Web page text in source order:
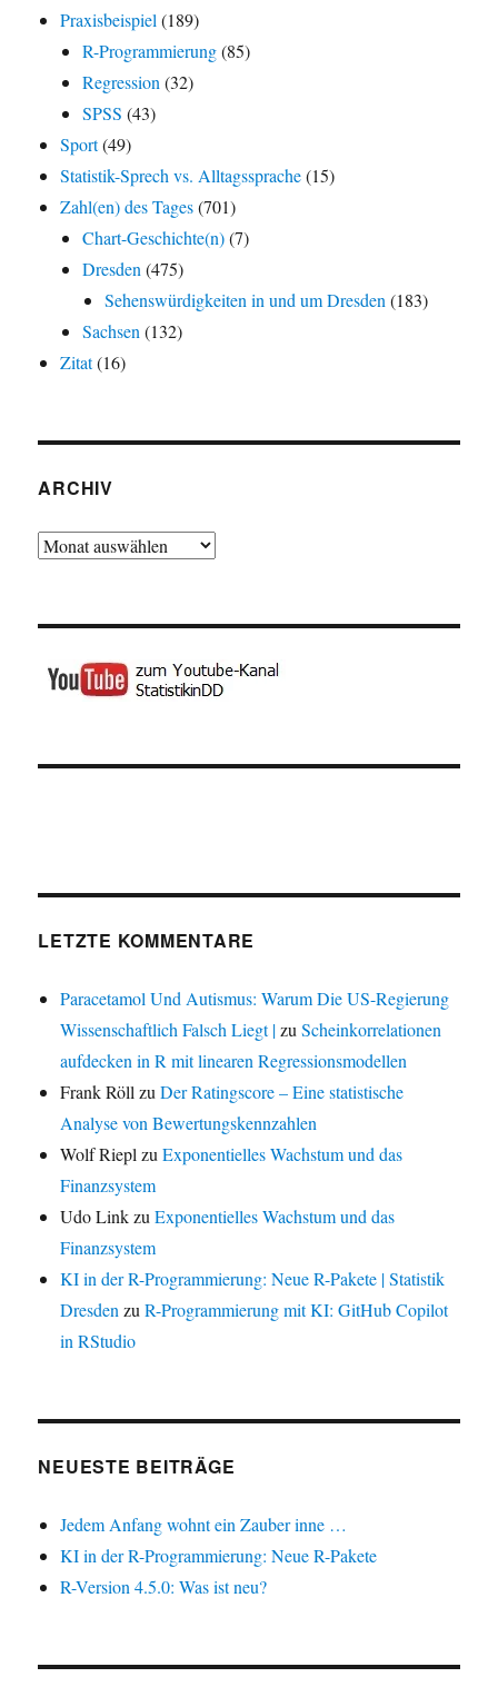
Praxisbeispiel(189)
R-Programmierung(85)
Regression(32)
SPSS (43)
Sport(49)
Statistik-Sprech vs. Alltagssprache(15)
Zahl(en) des Tages(701)
Chart-Geschichte(n)(7)
Dresden(475)
Sehenswürdigkeiten in und um Dresden(183)
Sachsen(132)
Zitat(16)
ARCHIV
Archiv
LETZTE KOMMENTARE
Paracetamol Und Autismus: Warum Die US-Regierung
Wissenschaftlich Falsch Liegt |zuScheinkorrelationen
aufdecken in R mit linearen Regressionsmodellen
Frank RöllzuDer Ratingscore – Eine statistische
Analyse von Bewertungskennzahlen
Wolf RieplzuExponentielles Wachstum und das
Finanzsystem
Udo LinkzuExponentielles Wachstum und das
Finanzsystem
KI in der R-Programmierung: Neue R-Pakete | Statistik
DresdenzuR-Programmierung mit KI: GitHub Copilot
in RStudio
NEUESTE BEITRÄGE
Jedem Anfang wohnt ein Zauber inne …
KI in der R-Programmierung: Neue R-Pakete
R-Version 4.5.0: Was ist neu?